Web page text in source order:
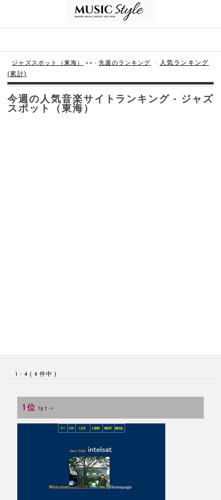
ジャズスポット（東海） >> -先週のランキング - 人気ランキング
(累計)
今週の人気音楽サイトランキング - ジャズ
スポット（東海）
1 - 4 ( 4 件中 )
1位 1pt ->